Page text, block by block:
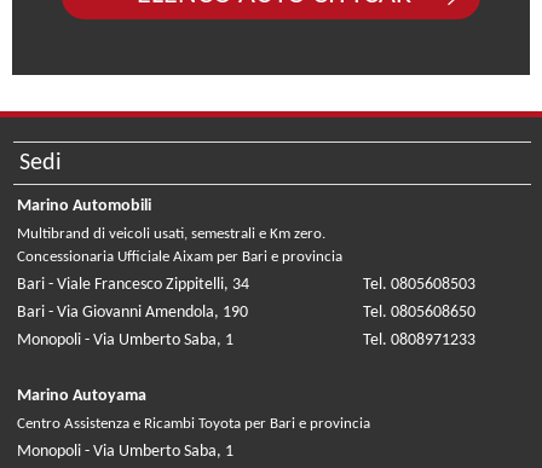
Sedi
Marino Automobili
Multibrand di veicoli usati, semestrali e Km zero.
Concessionaria Ufficiale Aixam per Bari e provincia
Bari - Viale Francesco Zippitelli, 34
Tel. 0805608503
Bari - Via Giovanni Amendola, 190
Tel. 0805608650
Monopoli - Via Umberto Saba, 1
Tel. 0808971233
Marino Autoyama
Centro Assistenza e Ricambi Toyota per Bari e provincia
Monopoli - Via Umberto Saba, 1